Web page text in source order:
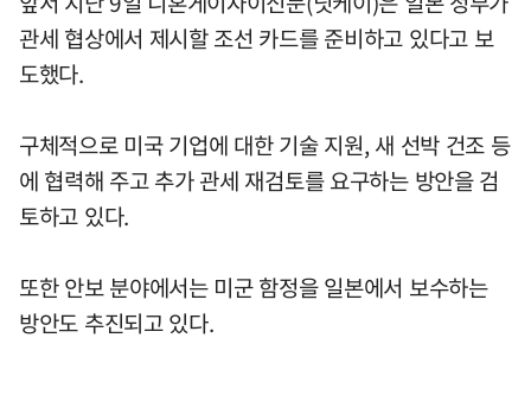
관세 협상에서 제시할 조선 카드를 준비하고 있다고 보
도했다.
구체적으로 미국 기업에 대한 기술 지원, 새 선박 건조 등
에 협력해 주고 추가 관세 재검토를 요구하는 방안을 검
토하고 있다.
또한 안보 분야에서는 미군 함정을 일본에서 보수하는
방안도 추진되고 있다.